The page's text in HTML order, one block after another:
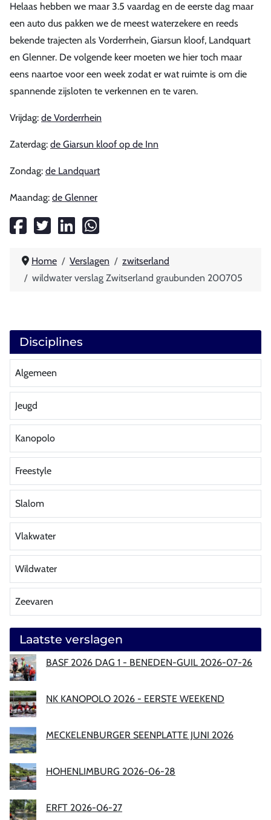
Helaas hebben we maar 3.5 vaardag en de eerste dag maar
een auto dus pakken we de meest waterzekere en reeds
bekende trajecten als Vorderrhein, Giarsun kloof, Landquart
en Glenner. De volgende keer moeten we hier toch maar
eens naartoe voor een week zodat er wat ruimte is om die
spannende zijsloten te verkennen en te varen.
Vrijdag: de Vorderrhein
Zaterdag: de Giarsun kloof op de Inn
Zondag: de Landquart
Maandag: de Glenner
Home Verslagen
zwitserland
wildwater verslag Zwitserland graubunden 200705
Disciplines
Algemeen
Jeugd
Kanopolo
Freestyle
Slalom
Vlakwater
Wildwater
Zeevaren
Laatste verslagen
BASF 2026 DAG 1 - BENEDEN-GUIL 2026-07-26
NK KANOPOLO 2026 - EERSTE WEEKEND
MECKELENBURGER SEENPLATTE JUNI 2026
HOHENLIMBURG 2026-06-28
ERFT 2026-06-27